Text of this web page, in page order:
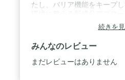
たし、バリア機能をキープ
ラ・オルビスグループ独自
「DF-パンテノール」を高濃
揺らがない調子のいい肌状
ろっと濃密なのに、肌にぐ
でうるおいと美容成分を届
続きを
みんなのレビュー
まだレビューはありません